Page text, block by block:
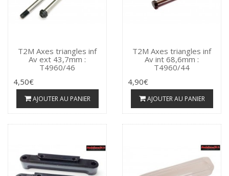
T2M Axes triangles inf
Av ext 43,7mm :
T4960/46
4,50€
AJOUTER AU PANIER
T2M Axes triangles inf
Av int 68,6mm :
T4960/44
4,90€
AJOUTER AU PANIER